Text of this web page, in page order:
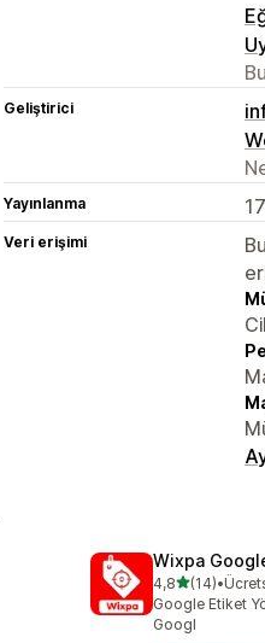
Geliştirici
Yayınlanma
Veri erişimi
Wixpa
4,85 yıldız
(14)
toplam 14•
Google Etiket
Googl